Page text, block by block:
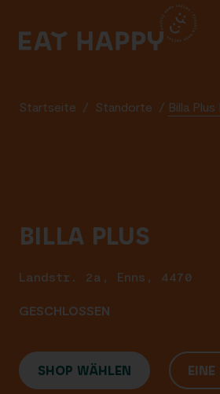
MAIN
Startseite / Standorte / Billa
BILLA PLUS
Landstr. 2a, Enns, 4470
GESCHLOSSEN
SHOP WÄHLEN